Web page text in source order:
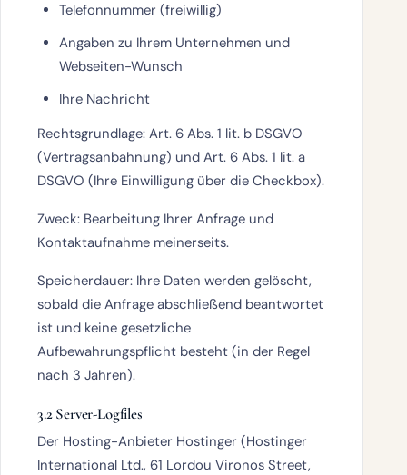
Telefonnummer (freiwillig)
Angaben zu Ihrem Unternehmen und
Webseiten-Wunsch
Ihre Nachricht
Rechtsgrundlage: Art. 6 Abs. 1 lit. b DSGVO
(Vertragsanbahnung) und Art. 6 Abs. 1 lit. a
DSGVO (Ihre Einwilligung über die Checkbox).
Zweck: Bearbeitung Ihrer Anfrage und
Kontaktaufnahme meinerseits.
Speicherdauer: Ihre Daten werden gelöscht,
sobald die Anfrage abschließend beantwortet
ist und keine gesetzliche
Aufbewahrungspflicht besteht (in der Regel
nach 3 Jahren).
3.2 Server-Logfiles
Der Hosting-Anbieter Hostinger (Hostinger
International Ltd., 61 Lordou Vironos Street,